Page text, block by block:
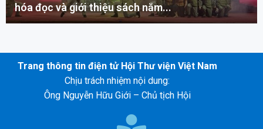
hóa đọc và giới thiệu sách năm...
Trang thông tin điện tử Hội Thư viện Việt Nam
Chịu trách nhiệm nội dung:
Ông Nguyễn Hữu Giới – Chủ tịch Hội